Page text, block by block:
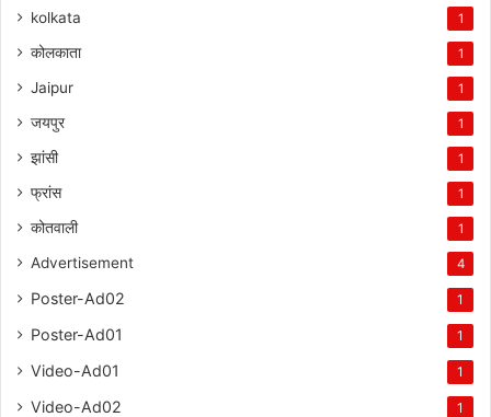
kolkata 1
कोलकाता 1
Jaipur 1
जयपुर 1
झांसी 1
फ्रांस 1
कोतवाली 1
Advertisement 4
Poster-Ad02 1
Poster-Ad01 1
Video-Ad01 1
Video-Ad02 1